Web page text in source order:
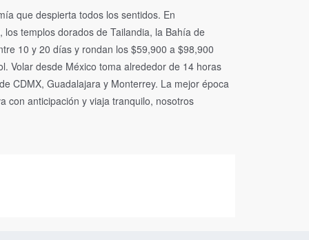
que despierta todos los sentidos. En
templos dorados de Tailandia, la Bahía de
10 y 20 días y rondan los $59,900 a $98,900
Volar desde México toma alrededor de 14 horas
CDMX, Guadalajara y Monterrey. La mejor época
con anticipación y viaja tranquilo, nosotros